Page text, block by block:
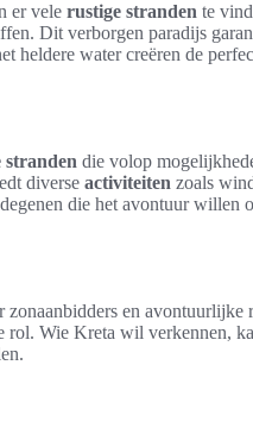
er vele rustige stranden te
Dit verborgen paradijs
heldere water creëren de
die volop
diverse activiteiten zoals
die het avontuur willen
zonaanbidders en avontuurlijke
rol. Wie Kreta wil verkennen,